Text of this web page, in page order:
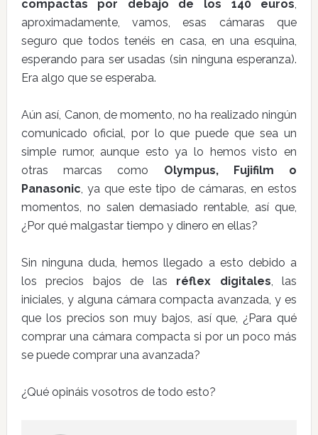
compactas por debajo de los 140 euros,
aproximadamente, vamos, esas cámaras que
seguro que todos tenéis en casa, en una esquina,
esperando para ser usadas (sin ninguna esperanza).
Era algo que se esperaba.
Aún así, Canon, de momento, no ha realizado ningún
comunicado oficial, por lo que puede que sea un
simple rumor, aunque esto ya lo hemos visto en
otras marcas como Olympus, Fujifilm o
Panasonic, ya que este tipo de cámaras, en estos
momentos, no salen demasiado rentable, así que,
¿Por qué malgastar tiempo y dinero en ellas?
Sin ninguna duda, hemos llegado a esto debido a
los precios bajos de las réflex digitales, las
iniciales, y alguna cámara compacta avanzada, y es
que los precios son muy bajos, así que, ¿Para qué
comprar una cámara compacta si por un poco más
se puede comprar una avanzada?
¿Qué opináis vosotros de todo esto?